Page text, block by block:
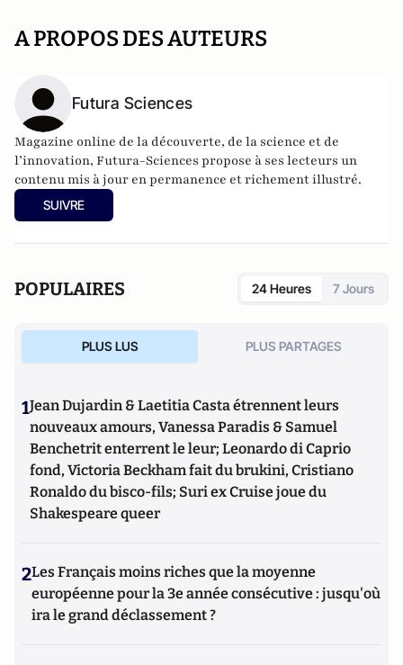
A PROPOS DES AUTEURS
Futura Sciences
Magazine online de la découverte, de la science et de
l’innovation, Futura-Sciences propose à ses lecteurs un
contenu mis à jour en permanence et richement illustré.
SUIVRE
POPULAIRES 24 Heures 7 Jours
PLUS LUS PLUS PARTAGES
1Jean Dujardin & Laetitia Casta étrennent leurs
nouveaux amours, Vanessa Paradis & Samuel
Benchetrit enterrent le leur; Leonardo di Caprio
fond, Victoria Beckham fait du brukini, Cristiano
Ronaldo du bisco-fils; Suri ex Cruise joue du
Shakespeare queer
2Les Français moins riches que la moyenne
européenne pour la 3e année consécutive : jusqu'où
ira le grand déclassement ?